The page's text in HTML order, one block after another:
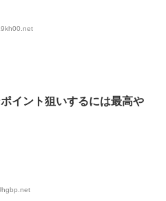
イント狙いするには最高や